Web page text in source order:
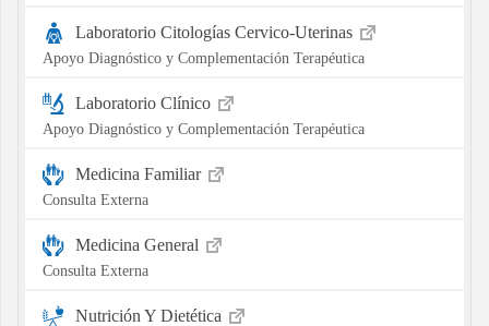
Laboratorio Citologías Cervico-Uterinas
Apoyo Diagnóstico y Complementación Terapéutica
Laboratorio Clínico
Apoyo Diagnóstico y Complementación Terapéutica
Medicina Familiar
Consulta Externa
Medicina General
Consulta Externa
Nutrición Y Dietética